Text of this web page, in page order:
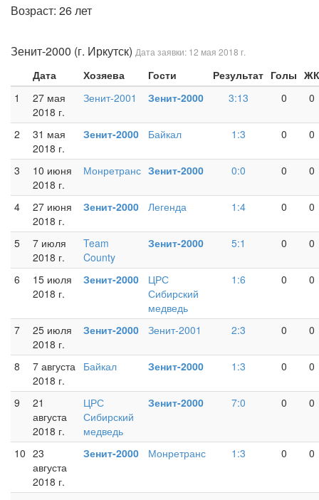
Возраст: 26 лет
Зенит-2000 (г. Иркутск) Дата заявки: 12 мая 2018 г.
Дата Хозяева Гости Результат Голы ЖК
1
27 мая
2018 г.
Зенит-2001 Зенит-2000 3:13 0 0
2
31 мая
2018 г.
Зенит-2000 Байкал 1:3 0 0
3
10 июня
2018 г.
Монретранс Зенит-2000 0:0 0 0
4
27 июня
2018 г.
Зенит-2000 Легенда 1:4 0 0
5
7 июля
2018 г.
Team
County
Зенит-2000 5:1 0 0
6
15 июля
2018 г.
Зенит-2000
ЦРС
Сибирский
медведь
1:6 0 0
7
25 июля
2018 г.
Зенит-2000 Зенит-2001 2:3 0 0
8
7 августа
2018 г.
Байкал Зенит-2000 1:3 0 0
9
21
августа
2018 г.
ЦРС
Сибирский
медведь
Зенит-2000 7:0 0 0
10 23
августа
2018 г.
Зенит-2000 Монретранс 1:3 0 0